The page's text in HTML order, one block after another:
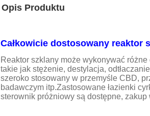
Opis Produktu
Całkowicie dostosowany reaktor
Reaktor szklany może wykonywać różne
takie jak stężenie, destylacja,
szeroko stosowany w przemyśle CBD,
badawczym itp.Zastosowane łazienki
sterownik próżniowy są dostępne,